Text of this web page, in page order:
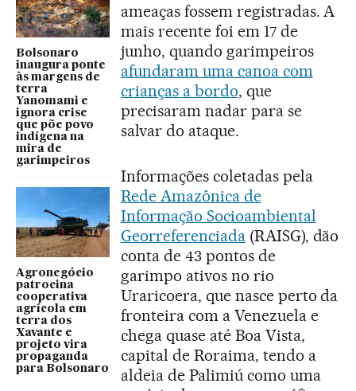
Bolsonaro
inaugura ponte
às margens de
terra
Yanomami e
ignora crise
que põe povo
indígena na
mira de
garimpeiros
Agronegócio
patrocina
cooperativa
agrícola em
terra dos
Xavante e
projeto vira
propaganda
para Bolsonaro
ameaças fossem registradas. A
mais recente foi em 17 de
junho, quando garimpeiros
afundaram uma canoa com
crianças a bordo, que
precisaram nadar para se
salvar do ataque.
Informações coletadas pela
Rede Amazônica de
Informação Socioambiental
Georreferenciada(RAISG), dão
conta de 43 pontos de
garimpo ativos no rio
Uraricoera, que nasce perto da
fronteira com a Venezuela e
chega quase até Boa Vista,
capital de Roraima, tendo a
aldeia de Palimiú como uma